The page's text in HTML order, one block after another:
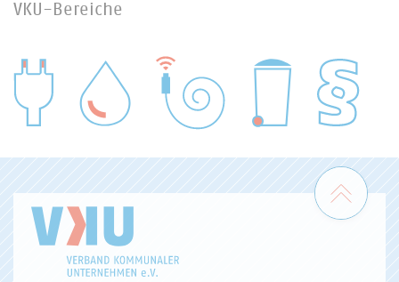
VKU-Bereiche
WASSER/ABWASSER
Zum